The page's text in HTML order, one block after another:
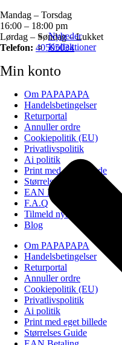
Nyheder
Kollektioner
Mandag – Torsdag
16:00 – 18:00 pm
Lørdag – Søndag – Lukket
Telefon: 40505034
Min konto
Om PAPAPAPA
Handelsbetingelser
Returportal
Annuller ordre
Cookiepolitik (EU)
Privatlivspolitik
Ai politik
Print med eget billede
Størrelses Guide
EAN Betaling
F.A.Q
Tilmeld nyhedsbrev
Blog
Om PAPAPAPA
Handelsbetingelser
Returportal
Annuller ordre
Cookiepolitik (EU)
Privatlivspolitik
Ai politik
Print med eget billede
Størrelses Guide